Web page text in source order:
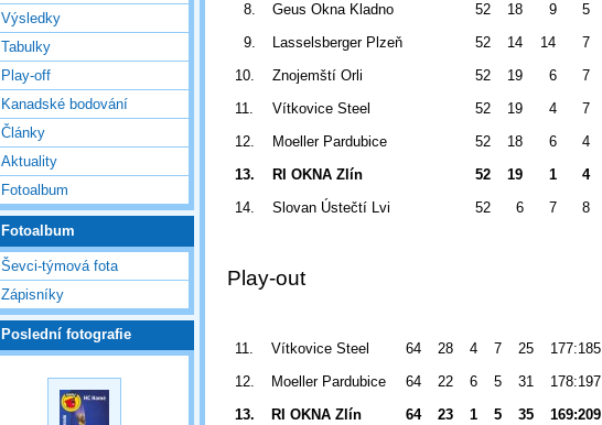
8.
Geus Okna Kladno 52 18 9 5
9.
Lasselsberger Plzeň 52 14 14 7
10.
Znojemští Orli 52 19 6 7
11.
Vítkovice Steel 52 19 4 7
12.
Moeller Pardubice 52 18 6 4
13.
RI OKNA Zlín 52 19 1 4
14.
Slovan Ústečtí Lvi 52 6 7 8
Play-out
11. Vítkovice Steel 64 28 4 7 25 177:185
12.
Moeller Pardubice 64 22 6 5 31 178:197
13.
RI OKNA Zlín 64 23 1 5 35 169:209
Výsledky
Tabulky
Play-off
Kanadské bodování
Články
Aktuality
Fotoalbum
Fotoalbum
Ševci-týmová fota
Zápisníky
Poslední fotografie